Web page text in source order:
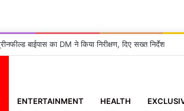
बाईपास का DM ने किया निरीक्षण, दिए सख्त निर्देश
ENTERTAINMENT HEALTH